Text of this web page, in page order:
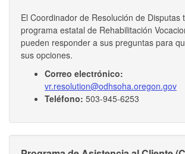
El Coordinador de Resolución de Disputas
programa estatal de Rehabilitación
pueden responder a sus preguntas para
sus opciones.
Correo electrónico:
vr.resolution@odhsoha.oregon.gov
Teléfono: 503-945-6253